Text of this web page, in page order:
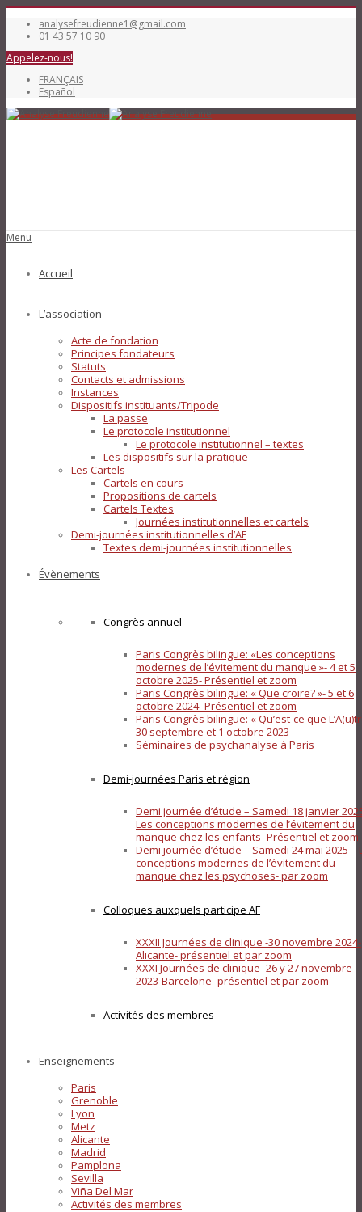
analysefreudienne1@gmail.com
01 43 57 10 90
Appelez-nous!
FRANÇAIS
Español
Menu
Accueil
L’association
Acte de fondation
Principes fondateurs
Statuts
Contacts et admissions
Instances
Dispositifs instituants/Tripode
La passe
Le protocole institutionnel
Le protocole institutionnel – textes
Les dispositifs sur la pratique
Les Cartels
Cartels en cours
Propositions de cartels
Cartels Textes
Journées institutionnelles et cartels
Demi-journées institutionnelles d’AF
Textes demi-journées institutionnelles
Évènements
Congrès annuel
Paris Congrès bilingue: «Les conceptions
modernes de l’évitement du manque »- 4 et 5
octobre 2025- Présentiel et zoom
Paris Congrès bilingue: « Que croire? »- 5 et 6
octobre 2024- Présentiel et zoom
Paris Congrès bilingue: « Qu’est-ce que
30 septembre et 1 octobre 2023
Séminaires de psychanalyse à Paris
Demi-journées Paris et région
Demi journée d’étude – Samedi 18 janvier
Les conceptions modernes de l’évitement du
manque chez les enfants- Présentiel et zoom
Demi journée d’étude – Samedi 24 mai 2025 –
conceptions modernes de l’évitement du
manque chez les psychoses- par zoom
Colloques auxquels participe AF
XXXII Journées de clinique -30 novembre 2024-
Alicante- présentiel et par zoom
XXXI Journées de clinique -26 y 27 novembre
2023-Barcelone- présentiel et par zoom
Activités des membres
Enseignements
Paris
Grenoble
Lyon
Metz
Alicante
Madrid
Pamplona
Sevilla
Viña Del Mar
Activités des membres